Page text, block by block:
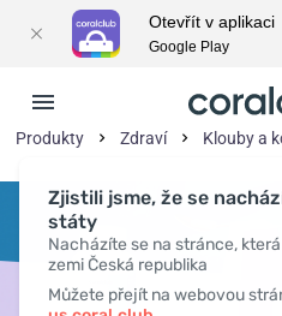
Zjistili jsme, že se
státy
Nacházíte se na stránce,
zemi Česká republika
Můžete přejít na webovou
Produkty Zdraví Klouby a
Otevřít v aplikaci
Google Play